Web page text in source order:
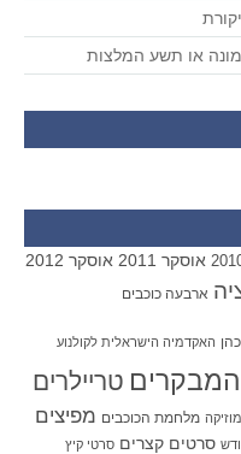
אוסקר 2011 אוסקר 2012
ארבעה כוכבים
האקדמיה הישראלית לקולנוע
טריילרים
מוזיקה מלחמת הכוכבים מפיצים
סרטים קצרים סרטי קיץ